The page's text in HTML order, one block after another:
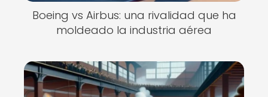
Boeing vs Airbus: una rivalidad que ha
moldeado la industria aérea